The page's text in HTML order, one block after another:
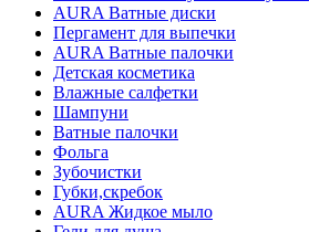
AURA Ватные диски
Пергамент для выпечки
AURA Ватные палочки
Детская косметика
Влажные салфетки
Шампуни
Ватные палочки
Фольга
Зубочистки
Губки,скребок
AURA Жидкое мыло